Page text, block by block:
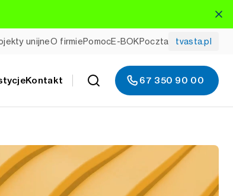
unijneO firmiePomocE-BOKPoczta tvasta.pl
Kontakt 67 350 90 00